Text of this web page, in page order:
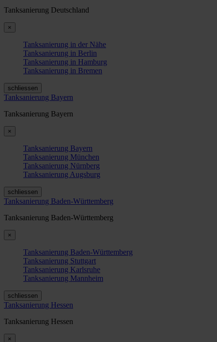
Tanksanierung Deutschland
×
Tanksanierung in der Nähe
Tanksanierung in Berlin
Tanksanierung in Hamburg
Tanksanierung in Bremen
schliessen
Tanksanierung Bayern
Tanksanierung Bayern
×
Tanksanierung Bayern
Tanksanierung München
Tanksanierung Nürnberg
Tanksanierung Augsburg
schliessen
Tanksanierung Baden-Württemberg
Tanksanierung Baden-Württemberg
×
Tanksanierung Baden-Württemberg
Tanksanierung Stuttgart
Tanksanierung Karlsruhe
Tanksanierung Mannheim
schliessen
Tanksanierung Hessen
Tanksanierung Hessen
×